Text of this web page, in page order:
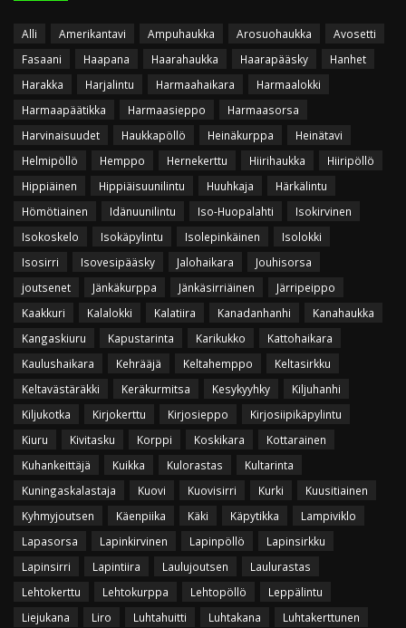
Alli Amerikantavi Ampuhaukka Arosuohaukka
Avosetti
Fasaani
Haapana Haarahaukka Haarapääsky
Hanhet
Harakka
Harjalintu Harmaahaikara
Harmaalokki
Harmaapäätikka
Harmaasieppo
Harmaasorsa
Harvinaisuudet
Haukkapöllö Heinäkurppa
Heinätavi
Helmipöllö
Hemppo Hernekerttu Hiirihaukka
Hiiripöllö
Hippiäinen
Hippiäisuunilintu Huuhkaja
Härkälintu
Hömötiainen
Idänuunilintu Iso-Huopalahti
Isokirvinen
Isokoskelo
Isokäpylintu Isolepinkäinen
Isolokki
Isosirri
Isovesipääsky Jalohaikara
Jouhisorsa
joutsenet
Jänkäkurppa Jänkäsirriäinen
Järripeippo
Kaakkuri
Kalalokki Kalatiira Kanadanhanhi
Kanahaukka
Kangaskiuru
Kapustarinta Karikukko
Kattohaikara
Kaulushaikara
Kehrääjä Keltahemppo
Keltasirkku
Keltavästäräkki
Keräkurmitsa Kesykyyhky
Kiljuhanhi
Kiljukotka
Kirjokerttu Kirjosieppo
Kirjosiipikäpylintu
Kiuru
Kivitasku Korppi Koskikara
Kottarainen
Kuhankeittäjä
Kuikka Kulorastas
Kultarinta
Kuningaskalastaja
Kuovi Kuovisirri Kurki
Kuusitiainen
Kyhmyjoutsen
Käenpiika Käki Käpytikka
Lampiviklo
Lapasorsa
Lapinkirvinen Lapinpöllö
Lapinsirkku
Lapinsirri
Lapintiira Laulujoutsen
Laulurastas
Lehtokerttu
Lehtokurppa Lehtopöllö
Leppälintu
Liejukana
Liro Luhtahuitti Luhtakana
Luhtakerttunen